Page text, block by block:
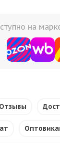
на
Отзывы